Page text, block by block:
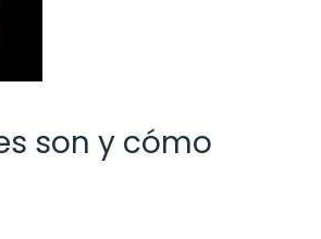
son y cómo